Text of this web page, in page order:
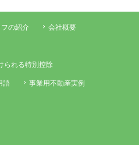
の紹介
会社概要
られる特別控除
語
事業用不動産実例